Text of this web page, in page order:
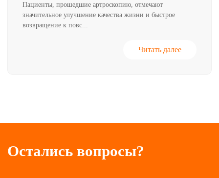
Пациенты, прошедшие артроскопию, отмечают
значительное улучшение качества жизни и быстрое
возвращение к повс...
Читать далее
Остались вопросы?